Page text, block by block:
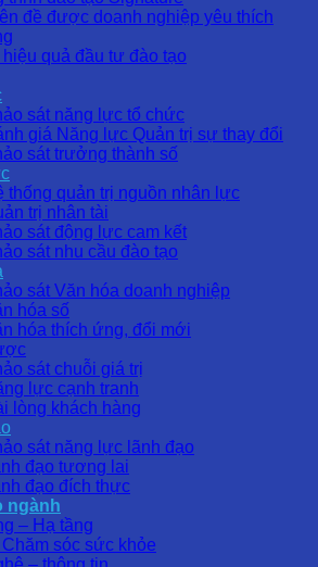
đề được doanh nghiệp yêu thích
hiệu quả đầu tư đào tạo
sát năng lực tổ chức
giá Năng lực Quản trị sự thay đổi
sát trưởng thành số
thống quản trị nguồn nhân lực
trị nhân tài
sát động lực cam kết
sát nhu cầu đào tạo
sát Văn hóa doanh nghiệp
hóa số
hóa thích ứng, đổi mới
sát chuỗi giá trị
lực cạnh tranh
lòng khách hàng
sát năng lực lãnh đạo
đạo tương lai
đạo đích thực
ngành
– Hạ tầng
sóc sức khỏe